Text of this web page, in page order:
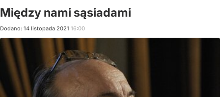
Między nami sąsiadami
Dodano: 14 listopada 2021 16:00